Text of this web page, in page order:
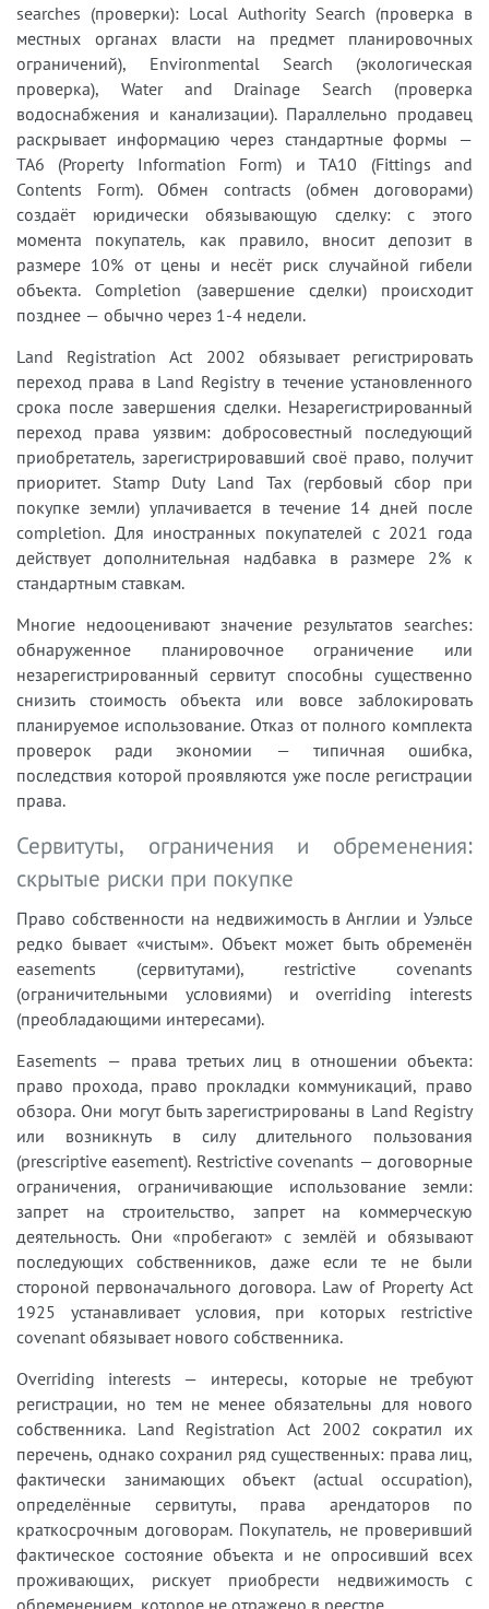
searches (проверки): Local Authority Search (проверка в
местных органах власти на предмет планировочных
ограничений), Environmental Search (экологическая
проверка), Water and Drainage Search (проверка
водоснабжения и канализации). Параллельно продавец
раскрывает информацию через стандартные формы —
TA6 (Property Information Form) и TA10 (Fittings and
Contents Form). Обмен contracts (обмен договорами)
создаёт юридически обязывающую сделку: с этого
момента покупатель, как правило, вносит депозит в
размере 10% от цены и несёт риск случайной гибели
объекта. Completion (завершение сделки) происходит
позднее — обычно через 1-4 недели.
Land Registration Act 2002 обязывает регистрировать
переход права в Land Registry в течение установленного
срока после завершения сделки. Незарегистрированный
переход права уязвим: добросовестный последующий
приобретатель, зарегистрировавший своё право, получит
приоритет. Stamp Duty Land Tax (гербовый сбор при
покупке земли) уплачивается в течение 14 дней после
completion. Для иностранных покупателей с 2021 года
действует дополнительная надбавка в размере 2% к
стандартным ставкам.
Многие недооценивают значение результатов searches:
обнаруженное планировочное ограничение или
незарегистрированный сервитут способны существенно
снизить стоимость объекта или вовсе заблокировать
планируемое использование. Отказ от полного комплекта
проверок ради экономии — типичная ошибка,
последствия которой проявляются уже после регистрации
права.
Сервитуты, ограничения и обременения:
скрытые риски при покупке
Право собственности на недвижимость в Англии и Уэльсе
редко бывает «чистым». Объект может быть обременён
easements (сервитутами), restrictive covenants
(ограничительными условиями) и overriding interests
(преобладающими интересами).
Easements — права третьих лиц в отношении объекта:
право прохода, право прокладки коммуникаций, право
обзора. Они могут быть зарегистрированы в Land Registry
или возникнуть в силу длительного пользования
(prescriptive easement). Restrictive covenants — договорные
ограничения, ограничивающие использование земли:
запрет на строительство, запрет на коммерческую
деятельность. Они «пробегают» с землёй и обязывают
последующих собственников, даже если те не были
стороной первоначального договора. Law of Property Act
1925 устанавливает условия, при которых restrictive
covenant обязывает нового собственника.
Overriding interests — интересы, которые не требуют
регистрации, но тем не менее обязательны для нового
собственника. Land Registration Act 2002 сократил их
перечень, однако сохранил ряд существенных: права лиц,
фактически занимающих объект (actual occupation),
определённые сервитуты, права арендаторов по
краткосрочным договорам. Покупатель, не проверивший
фактическое состояние объекта и не опросивший всех
проживающих, рискует приобрести недвижимость с
обременением, которое не отражено в реестре.